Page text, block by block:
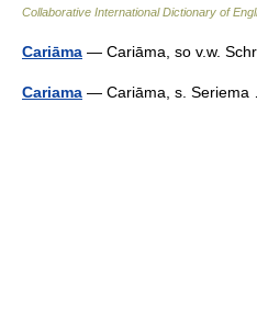
Collaborative International Dictionary of
Cariāma — Cariāma, so v.w.
Cariama — Cariāma, s.